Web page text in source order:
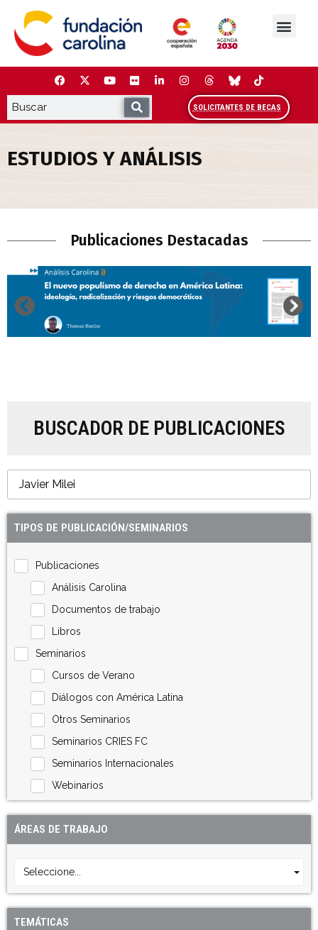
contenido
SOLICITANTES DE BECAS
ESTUDIOS Y ANÁLISIS
Publicaciones Destacadas
BUSCADOR DE PUBLICACIONES
TIPOS DE PUBLICACIÓN/SEMINARIOS
Publicaciones
Análisis Carolina
Documentos de trabajo
Libros
Seminarios
Cursos de Verano
Diálogos con América Latina
Otros Seminarios
Seminarios CRIES FC
Seminarios Internacionales
Webinarios
ÁREAS DE TRABAJO
Seleccione...
TEMÁTICAS